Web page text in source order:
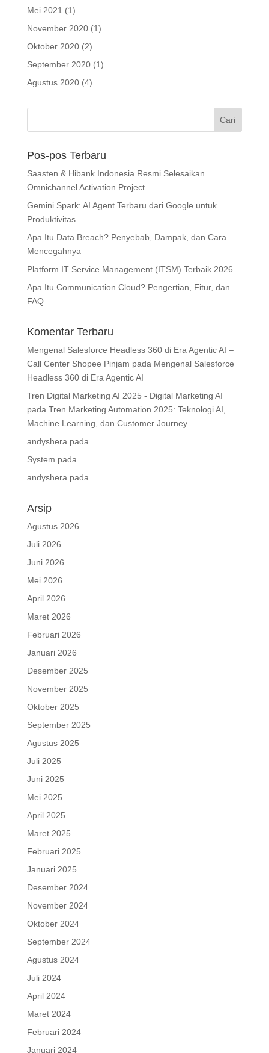
Mei 2021 (1)
November 2020(1)
Oktober 2020(2)
September 2020(1)
Agustus 2020(4)
Pos-pos Terbaru
Saasten & Hibank Indonesia Resmi Selesaikan
Omnichannel Activation Project
Gemini Spark: AI Agent Terbaru dari Google untuk
Produktivitas
Apa Itu Data Breach? Penyebab, Dampak, dan Cara
Mencegahnya
Platform IT Service Management (ITSM) Terbaik 2026
Apa Itu Communication Cloud? Pengertian, Fitur, dan
FAQ
Komentar Terbaru
Mengenal Salesforce Headless 360 di Era Agentic AI –
Call Center Shopee Pinjam pada Mengenal Salesforce
Headless 360 di Era Agentic AI
Tren Digital Marketing AI 2025 - Digital Marketing AI
pada Tren Marketing Automation 2025: Teknologi AI,
Machine Learning, dan Customer Journey
andyshera pada
System pada
andyshera pada
Arsip
Agustus 2026
Juli 2026
Juni 2026
Mei 2026
April 2026
Maret 2026
Februari 2026
Januari 2026
Desember 2025
November 2025
Oktober 2025
September 2025
Agustus 2025
Juli 2025
Juni 2025
Mei 2025
April 2025
Maret 2025
Februari 2025
Januari 2025
Desember 2024
November 2024
Oktober 2024
September 2024
Agustus 2024
Juli 2024
April 2024
Maret 2024
Februari 2024
Januari 2024